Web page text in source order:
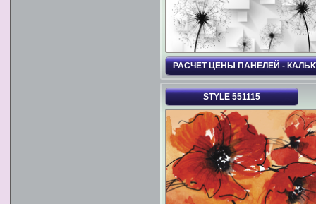
РАСЧЕТ ЦЕНЫ ПАНЕЛЕЙ -
STYLE 551115